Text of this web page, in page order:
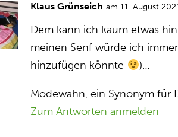
Klaus Grünseich am 11. August
Dem kann ich kaum etwas
meinen Senf würde ich
hinzufügen könnte
)…
Modewahn, ein Synonym für
Zum Antworten anmelden